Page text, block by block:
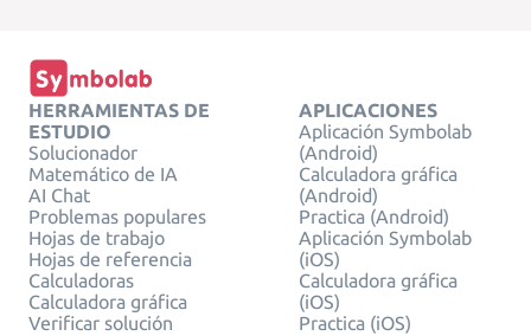
HERRAMIENTAS DE
ESTUDIO
Solucionador
Matemático de IA
AI Chat
Problemas populares
Hojas de trabajo
Hojas de referencia
Calculadoras
Calculadora gráfica
Verificar solución
APLICACIONES
Aplicación Symbolab
(Android)
Calculadora gráfica
(Android)
Practica (Android)
Aplicación Symbolab
(iOS)
Calculadora gráfica
(iOS)
Practica (iOS)